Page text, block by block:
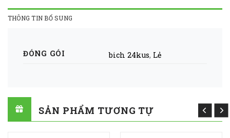
THÔNG TIN BỔ SUNG
ĐÓNG GÓI bich 24kus, Lẻ
SẢN PHẨM TƯƠNG TỰ